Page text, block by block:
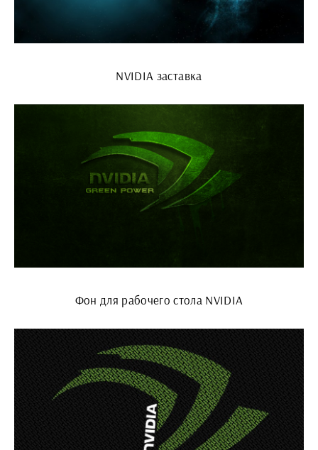
NVIDIA заставка
Фон для рабочего стола NVIDIA